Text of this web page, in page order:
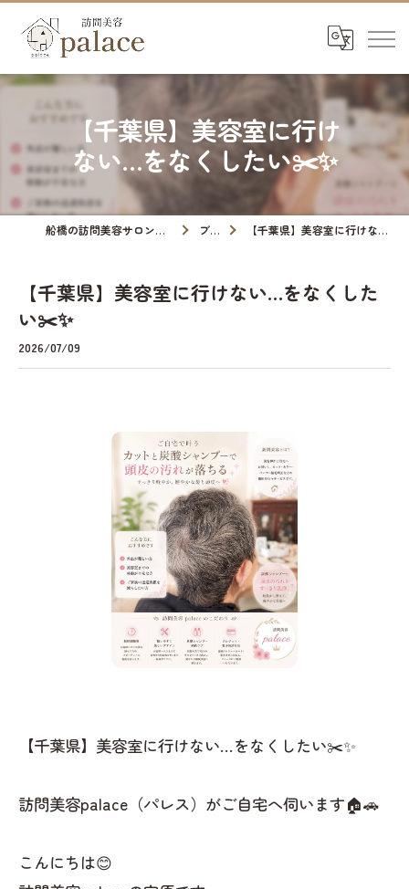
【千葉県】美容室に行け
ない…をなくしたい✂️✨
船橋の訪問美容サロンなら訪問美容palace ブログ 【千葉県】美容室に行けない…をなくしたい✂️✨
【千葉県】美容室に行けない…をなくした
い✂️✨
2026/07/09
【千葉県】美容室に行けない…をなくしたい✂️✨
訪問美容palace（パレス）がご自宅へ伺います🏠🚗
こんにちは😊